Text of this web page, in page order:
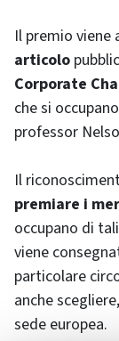
Il premio viene
articolo
Corporate
che si
professor
Il
premiare i
occupano di
viene
particolare
anche
sede europea.